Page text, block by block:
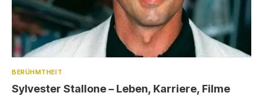
BERÜHMTHEIT
Sylvester Stallone – Leben, Karriere, Filme